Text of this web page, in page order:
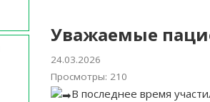
Уважаемые
24.03.2026
Просмотры: 210
В последнее время